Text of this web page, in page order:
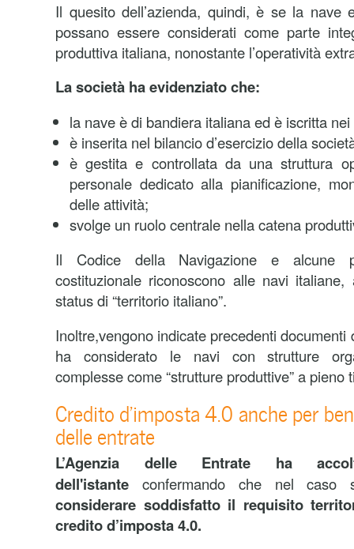
Il quesito dell’azienda, quindi, è se la
possano essere considerati come parte
produttiva italiana, nonostante l’operatività
La società ha evidenziato che:
la nave è di bandiera italiana ed è iscritta
è inserita nel bilancio d’esercizio della
è gestita e controllata da una struttura
personale dedicato alla pianificazione,
delle attività;
svolge un ruolo centrale nella catena
Il Codice della Navigazione e alcune
costituzionale riconoscono alle navi
status di “territorio italiano”.
Inoltre,vengono indicate precedenti documenti
ha considerato le navi con strutture
complesse come “strutture produttive” a pieno
Credito d’imposta 4.0 anche per
delle entrate
L’Agenzia delle Entrate ha
dell'istante confermando che nel caso
considerare soddisfatto il requisito
credito d’imposta 4.0.